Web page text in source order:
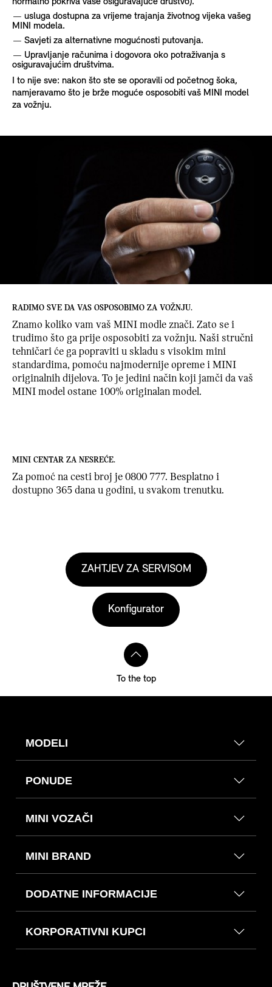
usluga dostupna za vrijeme trajanja životnog vijeka vašeg
MINI modela.
Savjeti za alternativne mogućnosti putovanja.
Upravljanje računima i dogovora oko potraživanja s
osiguravajućim društvima.
I to nije sve: nakon što ste se oporavili od početnog šoka,
namjeravamo što je brže moguće osposobiti vaš MINI model
za vožnju.
RADIMO SVE DA VAS OSPOSOBIMO ZA VOŽNJU.
Znamo koliko vam vaš MINI modle znači. Zato se i
trudimo što ga prije osposobiti za vožnju. Naši stručni
tehničari će ga popraviti u skladu s visokim mini
standardima, pomoću najmodernije opreme i MINI
originalnih dijelova. To je jedini način koji jamči da vaš
MINI model ostane 100% originalan model.
MINI CENTAR ZA NESREĆE.
Za pomoć na cesti broj je 0800 777. Besplatno i
dostupno 365 dana u godini, u svakom trenutku.
ZAHTJEV ZA SERVISOM
Konfigurator
To the top
MODELI
PONUDE
MINI VOZAČI
MINI BRAND
DODATNE INFORMACIJE
KORPORATIVNI KUPCI